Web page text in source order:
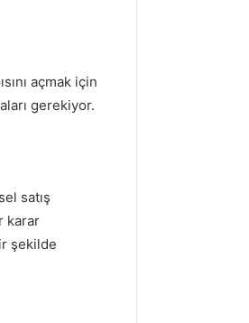
açmak için
gerekiyor.
satış
karar
şekilde